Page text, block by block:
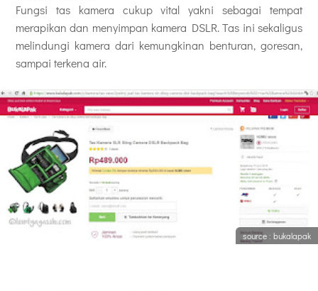
Fungsi tas kamera cukup vital yakni sebagai tempat
merapikan dan menyimpan kamera DSLR. Tas ini sekaligus
melindungi kamera dari kemungkinan benturan, goresan,
sampai terkena air.
source : bukalapak